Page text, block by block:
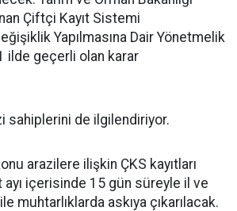
Çiftçi Kayıt Sistemi
Yapılmasına Dair Yönetmelik
ilde geçerli olan karar
sahiplerini de ilgilendiriyor.
arazilere ilişkin ÇKS kayıtları
ayı içerisinde 15 gün süreyle il ve
muhtarlıklarda askıya çıkarılacak.